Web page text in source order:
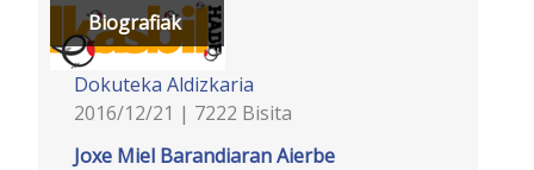
Biografiak
Dokuteka Aldizkaria
2016/12/21 | 7222 Bisita
Joxe Miel Barandiaran Aierbe